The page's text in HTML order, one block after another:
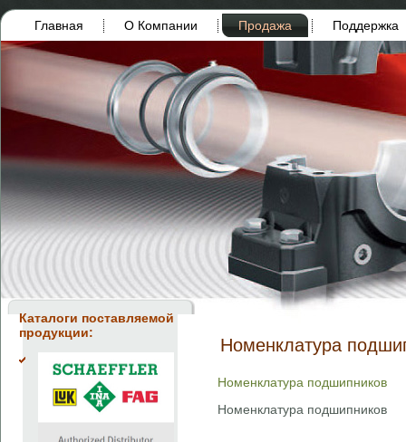
Главная О Компании Продажа Поддержка
Каталоги поставляемой
продукции:
Номенклатура
Номенклатура подшипников
Номенклатура подшипников